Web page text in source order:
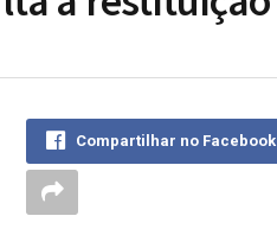
Compartilhar no Facebook